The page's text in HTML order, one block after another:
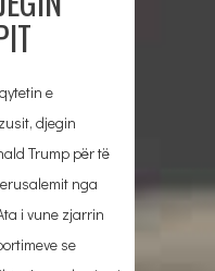
e
djegin
Trump për të
nga
i vune zjarrin
se